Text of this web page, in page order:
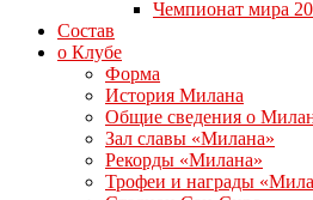
Чемпионат мира
Состав
о Клубе
Форма
История Милана
Общие сведения о
Зал славы «Милана»
Рекорды «Милана»
Трофеи и награды